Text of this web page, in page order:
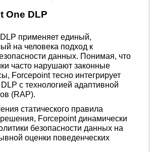
One DLP
применяет единый,
на человека подход к
данных. Понимая, что
часто нарушают законные
Forcepoint тесно интегрирует
с технологией адаптивной
(RAP).
статического правила
Forcepoint динамически
безопасности данных на
оценки поведенческих